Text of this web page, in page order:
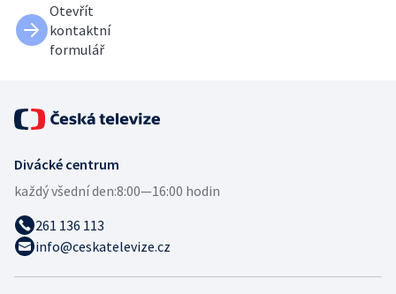
Otevřít
kontaktní
formulář
Divácké centrum
každý všední den:8:00—16:00 hodin
261 136 113
info@ceskatelevize.cz